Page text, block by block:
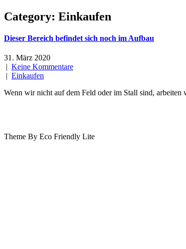
Category: Einkaufen
Dieser Bereich befindet sich noch im Aufbau
31. März 2020
| Keine Kommentare
| Einkaufen
Wenn wir nicht auf dem Feld oder im Stall sind, arbeiten
Theme By Eco Friendly Lite